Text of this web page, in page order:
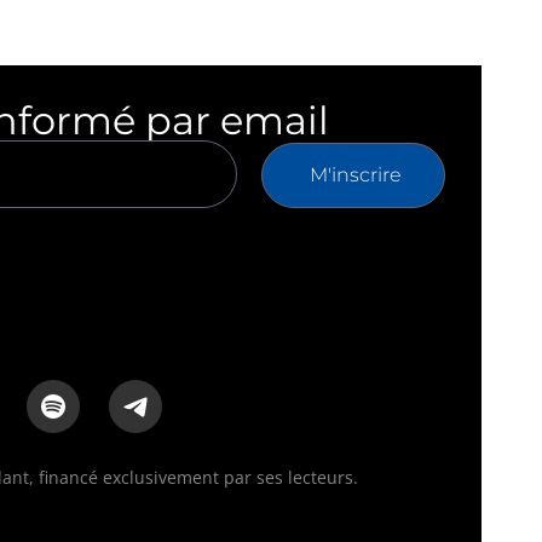
par email
M'inscrire
financé exclusivement par ses lecteurs.